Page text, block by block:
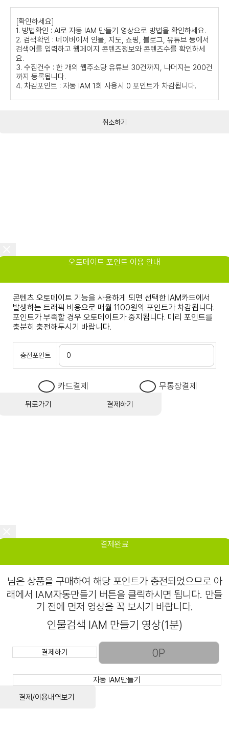
[확인하세요]
1. 방법확인 : AI로 자동 IAM 만들기 영상으로 방법을 확인하세요.
2. 검색확인 : 네이버에서 인물, 지도, 쇼핑, 블로그, 유튜브 등에서
검색어를 입력하고 웹페이지 콘텐츠정보와 콘텐츠수를 확인하세
요.
3. 수집건수 : 한 개의 웹주소당 유튜브 30건까지, 나머지는 200건
까지 등록됩니다.
4. 차감포인트 : 자동 IAM 1회 사용시 0 포인트가 차감됩니다.
취소하기
오토데이트 포인트 이용 안내
콘텐츠 오토데이트 기능을 사용하게 되면 선택한 IAM카드에서
발생하는 트래픽 비용으로 매월 1100원의 포인트가 차감됩니다.
포인트가 부족할 경우 오토데이트가 중지됩니다. 미리 포인트를
충분히 충전해두시기 바랍니다.
충전포인트
카드결제 무통장결제
뒤로가기 결제하기
결제완료
님은 상품을 구매하여 해당 포인트가 충전되었으므로 아
래에서 IAM자동만들기 버튼을 클릭하시면 됩니다. 만들
기 전에 먼저 영상을 꼭 보시기 바랍니다.
인물검색 IAM 만들기 영상(1분)
결제하기
자동 IAM만들기
결제/이용내역보기